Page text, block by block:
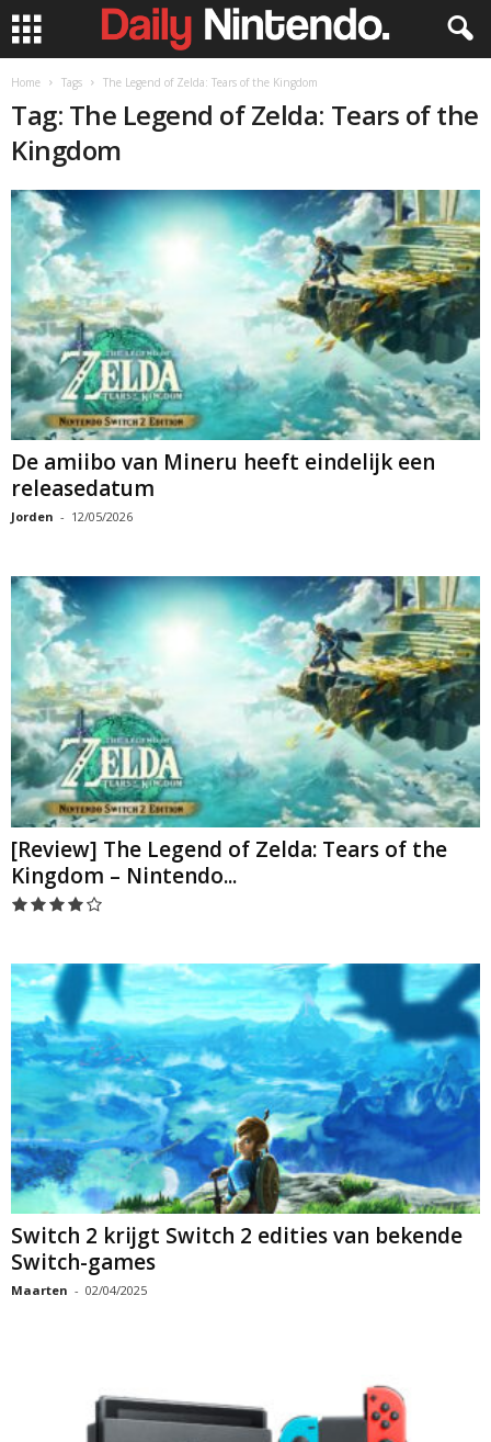
Home Tags The Legend of Zelda: Tears of the Kingdom
Tag: The Legend of Zelda: Tears of the
Kingdom
De amiibo van Mineru heeft eindelijk een
releasedatum
Jorden - 12/05/2026
[Review] The Legend of Zelda: Tears of the
Kingdom – Nintendo...
Switch 2 krijgt Switch 2 edities van bekende
Switch-games
Maarten - 02/04/2025